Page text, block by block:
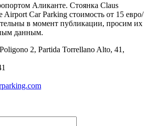
Аликанте. Стоянка Claus
Airport Car Parking стоимость от 15 евро/
в момент публикации, просим их
данным.
2, Partida Torrellano Alto, 41,